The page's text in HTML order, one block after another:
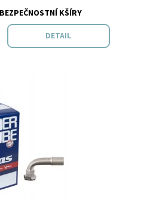
Baby OnoKŠÍRY
DETAIL